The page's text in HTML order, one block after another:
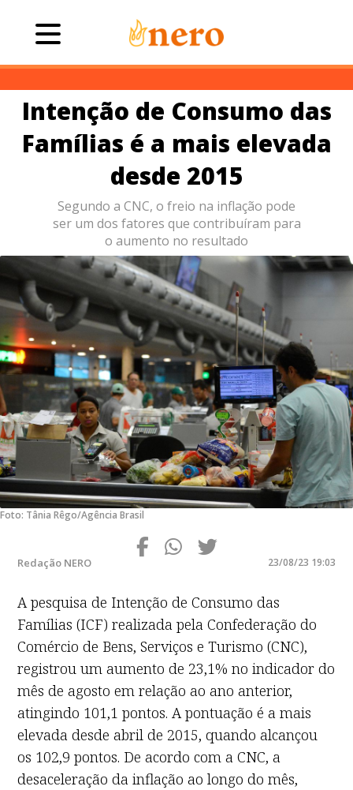
Intenção de Consumo das
Famílias é a mais elevada
desde 2015
Segundo a CNC, o freio na inflação pode
ser um dos fatores que contribuíram para
o aumento no resultado
Foto: Tânia Rêgo/Agência Brasil
Redação NERO 23/08/23 19:03
A pesquisa de Intenção de Consumo das
Famílias (ICF) realizada pela Confederação do
Comércio de Bens, Serviços e Turismo (CNC),
registrou um aumento de 23,1% no indicador do
mês de agosto em relação ao ano anterior,
atingindo 101,1 pontos. A pontuação é a mais
elevada desde abril de 2015, quando alcançou
os 102,9 pontos. De acordo com a CNC, a
desaceleração da inflação ao longo do mês,